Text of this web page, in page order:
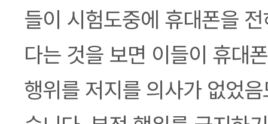
들이 시험도중에 휴대폰을
다는 것을 보면 이들이 휴대
행위를 저지를 의사가 없었